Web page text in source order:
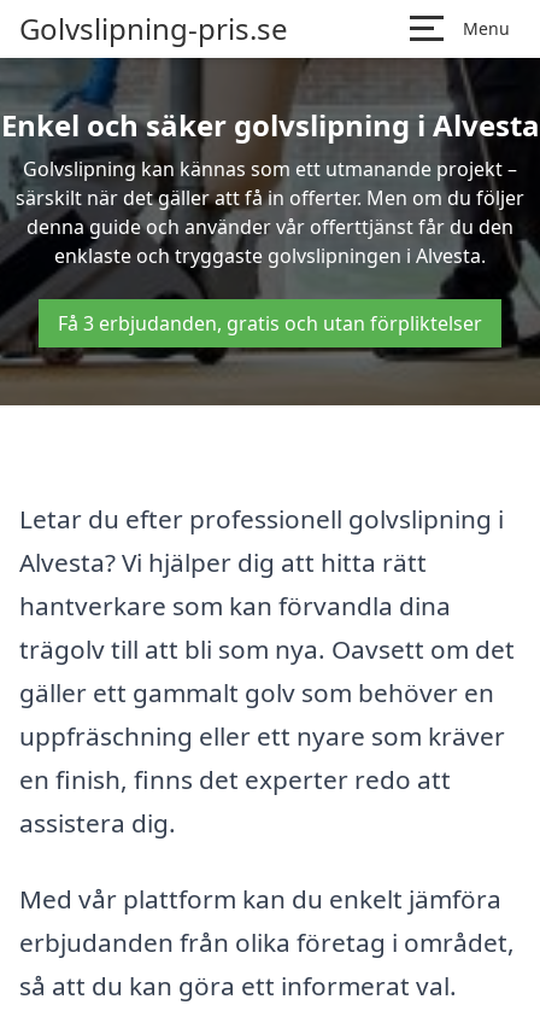
Golvslipning-pris.se Menu
Enkel och säker golvslipning i Alvesta
Golvslipning kan kännas som ett utmanande projekt –
särskilt när det gäller att få in offerter. Men om du följer
denna guide och använder vår offerttjänst får du den
enklaste och tryggaste golvslipningen i Alvesta.
Få 3 erbjudanden, gratis och utan förpliktelser
Letar du efter professionell golvslipning i
Alvesta? Vi hjälper dig att hitta rätt
hantverkare som kan förvandla dina
trägolv till att bli som nya. Oavsett om det
gäller ett gammalt golv som behöver en
uppfräschning eller ett nyare som kräver
en finish, finns det experter redo att
assistera dig.
Med vår plattform kan du enkelt jämföra
erbjudanden från olika företag i området,
så att du kan göra ett informerat val.